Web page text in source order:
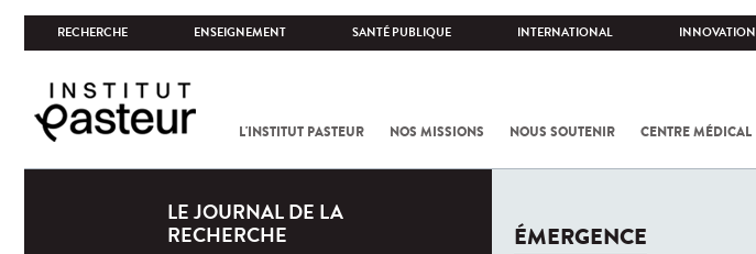
RECHERCHE ENSEIGNEMENT SANTÉ PUBLIQUE INTERNATIONAL INNOVATION
L'INSTITUT PASTEUR NOS MISSIONS NOUS SOUTENIR CENTRE MÉDICAL
LE JOURNAL DE LA
RECHERCHE
ÉMERGENCE